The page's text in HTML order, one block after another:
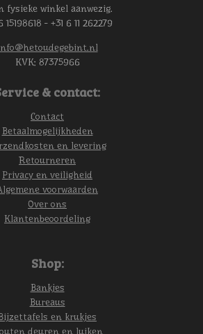
fysieke winkel aanwezig.
15198618 - +31 6 11 262279
KVK: 87375966
& contact:
Contact
Betaalmogelijkheden
en levering
Retourneren
Privacy en veiligheid
voorwaarden
Over ons
Klantenbeoordeling
Shop:
Bankjes
Bureaus
en krukjes
deuren en luiken